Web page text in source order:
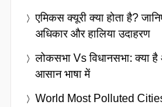
एमिकस क्यूरी क्या होता है?
अधिकार और हालिया उदाहरण
लोकसभा Vs विधानसभा: क्या है
आसान भाषा में
World Most Polluted